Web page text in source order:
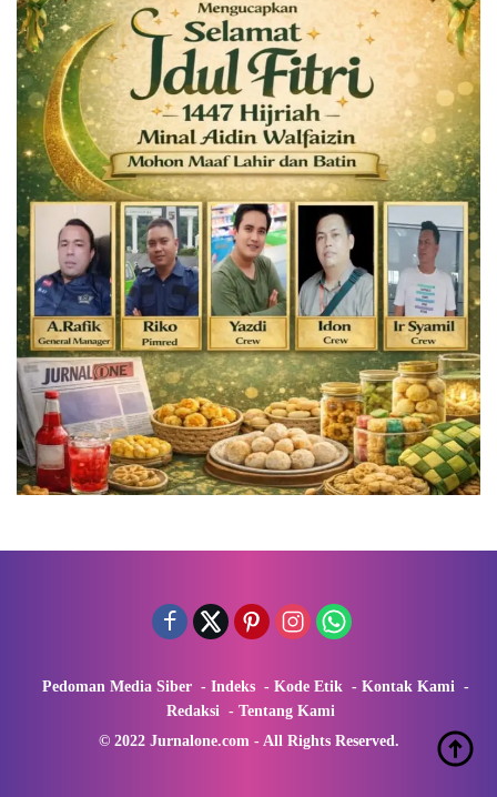
Pedoman Media Siber Indeks Kode Etik
Kontak Kami
Redaksi
Tentang Kami
© 2022 Jurnalone.com - All Rights Reserved.